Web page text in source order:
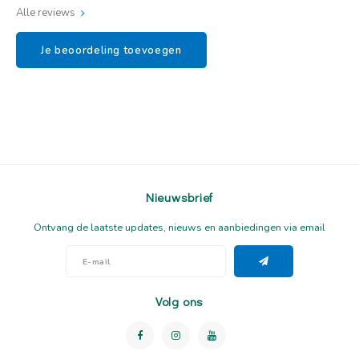
Alle reviews
Je beoordeling toevoegen
Nieuwsbrief
Ontvang de laatste updates, nieuws en aanbiedingen via email
Volg ons